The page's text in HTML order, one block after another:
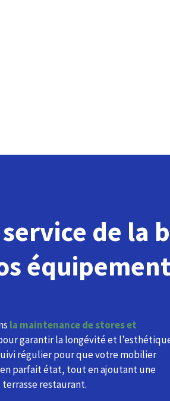
de la
la maintenance de stores et
garantir la longévité et
régulier pour que votre mobilier
parfait état, tout en ajoutant une
restaurant.